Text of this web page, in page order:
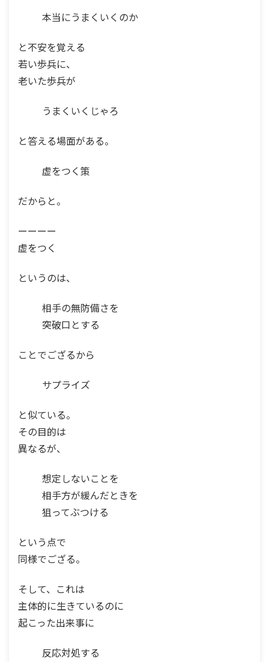
本当にうまくいくのか
と不安を覚える
若い歩兵に、
老いた歩兵が
うまくいくじゃろ
と答える場面がある。
虚をつく策
だからと。
ーーーー
虚をつく
というのは、
相手の無防備さを
突破口とする
ことでござるから
サプライズ
と似ている。
その目的は
異なるが、
想定しないことを
相手方が緩んだときを
狙ってぶつける
という点で
同様でござる。
そして、これは
主体的に生きているのに
起こった出来事に
反応対処する